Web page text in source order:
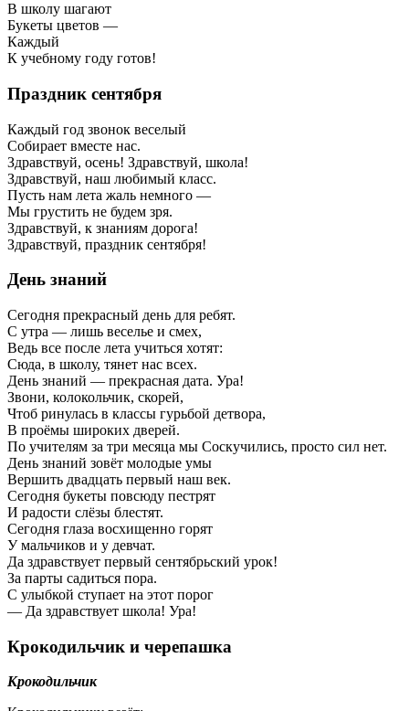
В школу шагают
Букеты цветов —
Каждый
К учебному году готов!
Праздник сентября
Каждый год звонок веселый
Собирает вместе нас.
Здравствуй, осень! Здравствуй, школа!
Здравствуй, наш любимый класс.
Пусть нам лета жаль немного —
Мы грустить не будем зря.
Здравствуй, к знаниям дорога!
Здравствуй, праздник сентября!
День знаний
Сегодня прекрасный день для ребят.
С утра — лишь веселье и смех,
Ведь все после лета учиться хотят:
Сюда, в школу, тянет нас всех.
День знаний — прекрасная дата. Ура!
Звони, колокольчик, скорей,
Чтоб ринулась в классы гурьбой детвора,
В проёмы широких дверей.
По учителям за три месяца мы Соскучились, просто сил нет.
День знаний зовёт молодые умы
Вершить двадцать первый наш век.
Сегодня букеты повсюду пестрят
И радости слёзы блестят.
Сегодня глаза восхищенно горят
У мальчиков и у девчат.
Да здравствует первый сентябрьский урок!
За парты садиться пора.
С улыбкой ступает на этот порог
— Да здравствует школа! Ура!
Крокодильчик и черепашка
Крокодильчик